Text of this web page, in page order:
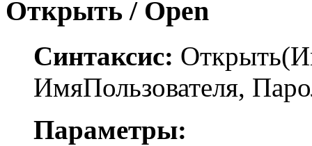
Открыть / Open
Синтаксис:
ИмяПользователя,
Параметры: